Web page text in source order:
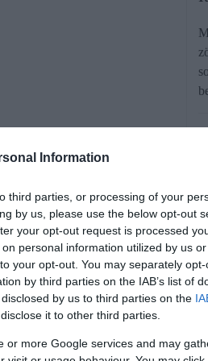
Information
third parties, or processing of your
by us, please use the below opt-out
your opt-out request is processed
personal information utilized by us
your opt-out. You may separately
by third parties on the IAB’s list of
by us to third parties on the
it to other third parties.
or more Google services and may
szokásokat is
míg mások
ki a Simple